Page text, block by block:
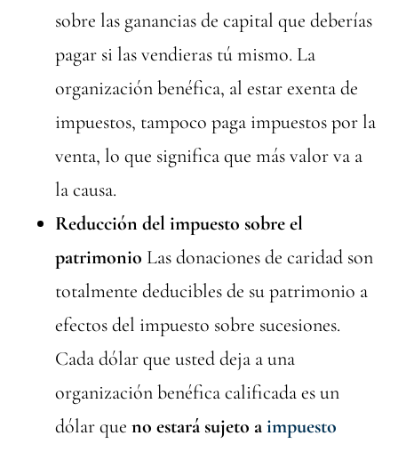
sobre las ganancias de capital que deberías
pagar si las vendieras tú mismo. La
organización benéfica, al estar exenta de
impuestos, tampoco paga impuestos por la
venta, lo que significa que más valor va a
la causa.
Reducción del impuesto sobre el
patrimonio Las donaciones de caridad son
totalmente deducibles de su patrimonio a
efectos del impuesto sobre sucesiones.
Cada dólar que usted deja a una
organización benéfica calificada es un
dólar queno estará sujeto aimpuesto